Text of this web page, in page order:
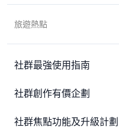
旅遊熱點
社群最強使用指南
社群創作有價企劃
社群焦點功能及升級計劃